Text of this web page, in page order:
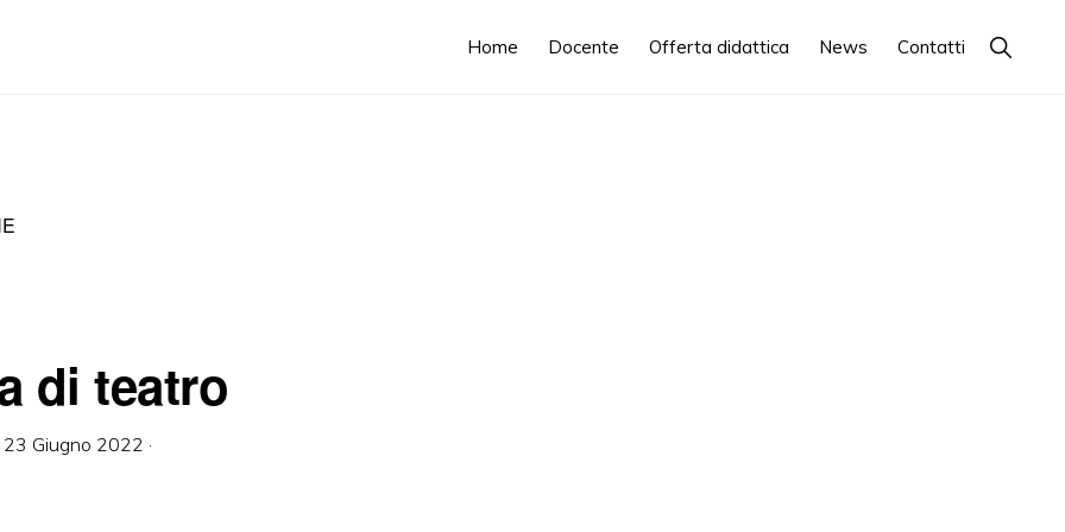
Home Docente Offerta didattica News Contatti Show
Search
di teatro
23 Giugno 2022 ·